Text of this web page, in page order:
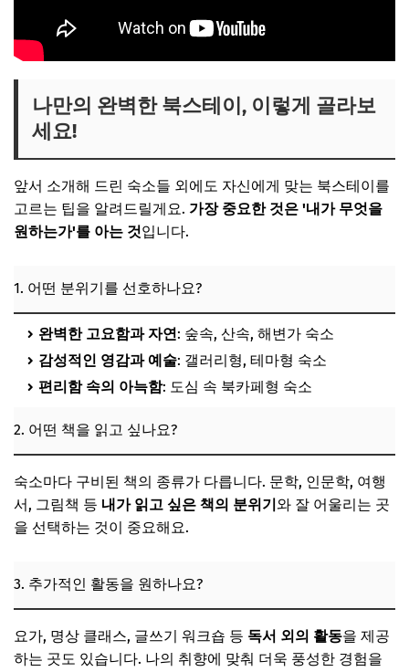
나만의 완벽한 북스테이, 이렇게 골라보
세요!
앞서 소개해 드린 숙소들 외에도 자신에게 맞는 북스테이를
고르는 팁을 알려드릴게요. 가장 중요한 것은 '내가 무엇을
원하는가'를 아는 것입니다.
1. 어떤 분위기를 선호하나요?
완벽한 고요함과 자연: 숲속, 산속, 해변가 숙소
감성적인 영감과 예술: 갤러리형, 테마형 숙소
편리함 속의 아늑함: 도심 속 북카페형 숙소
2. 어떤 책을 읽고 싶나요?
숙소마다 구비된 책의 종류가 다릅니다. 문학, 인문학, 여행
서, 그림책 등 내가 읽고 싶은 책의 분위기와 잘 어울리는 곳
을 선택하는 것이 중요해요.
3. 추가적인 활동을 원하나요?
요가, 명상 클래스, 글쓰기 워크숍 등 독서 외의 활동을 제공
하는 곳도 있습니다. 나의 취향에 맞춰 더욱 풍성한 경험을